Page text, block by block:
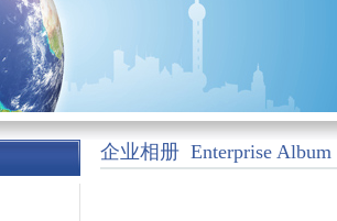
企业相册 Enterprise Album